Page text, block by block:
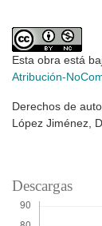
Esta obra está
Atribución-
Derechos de
López Jiménez,
Descargas